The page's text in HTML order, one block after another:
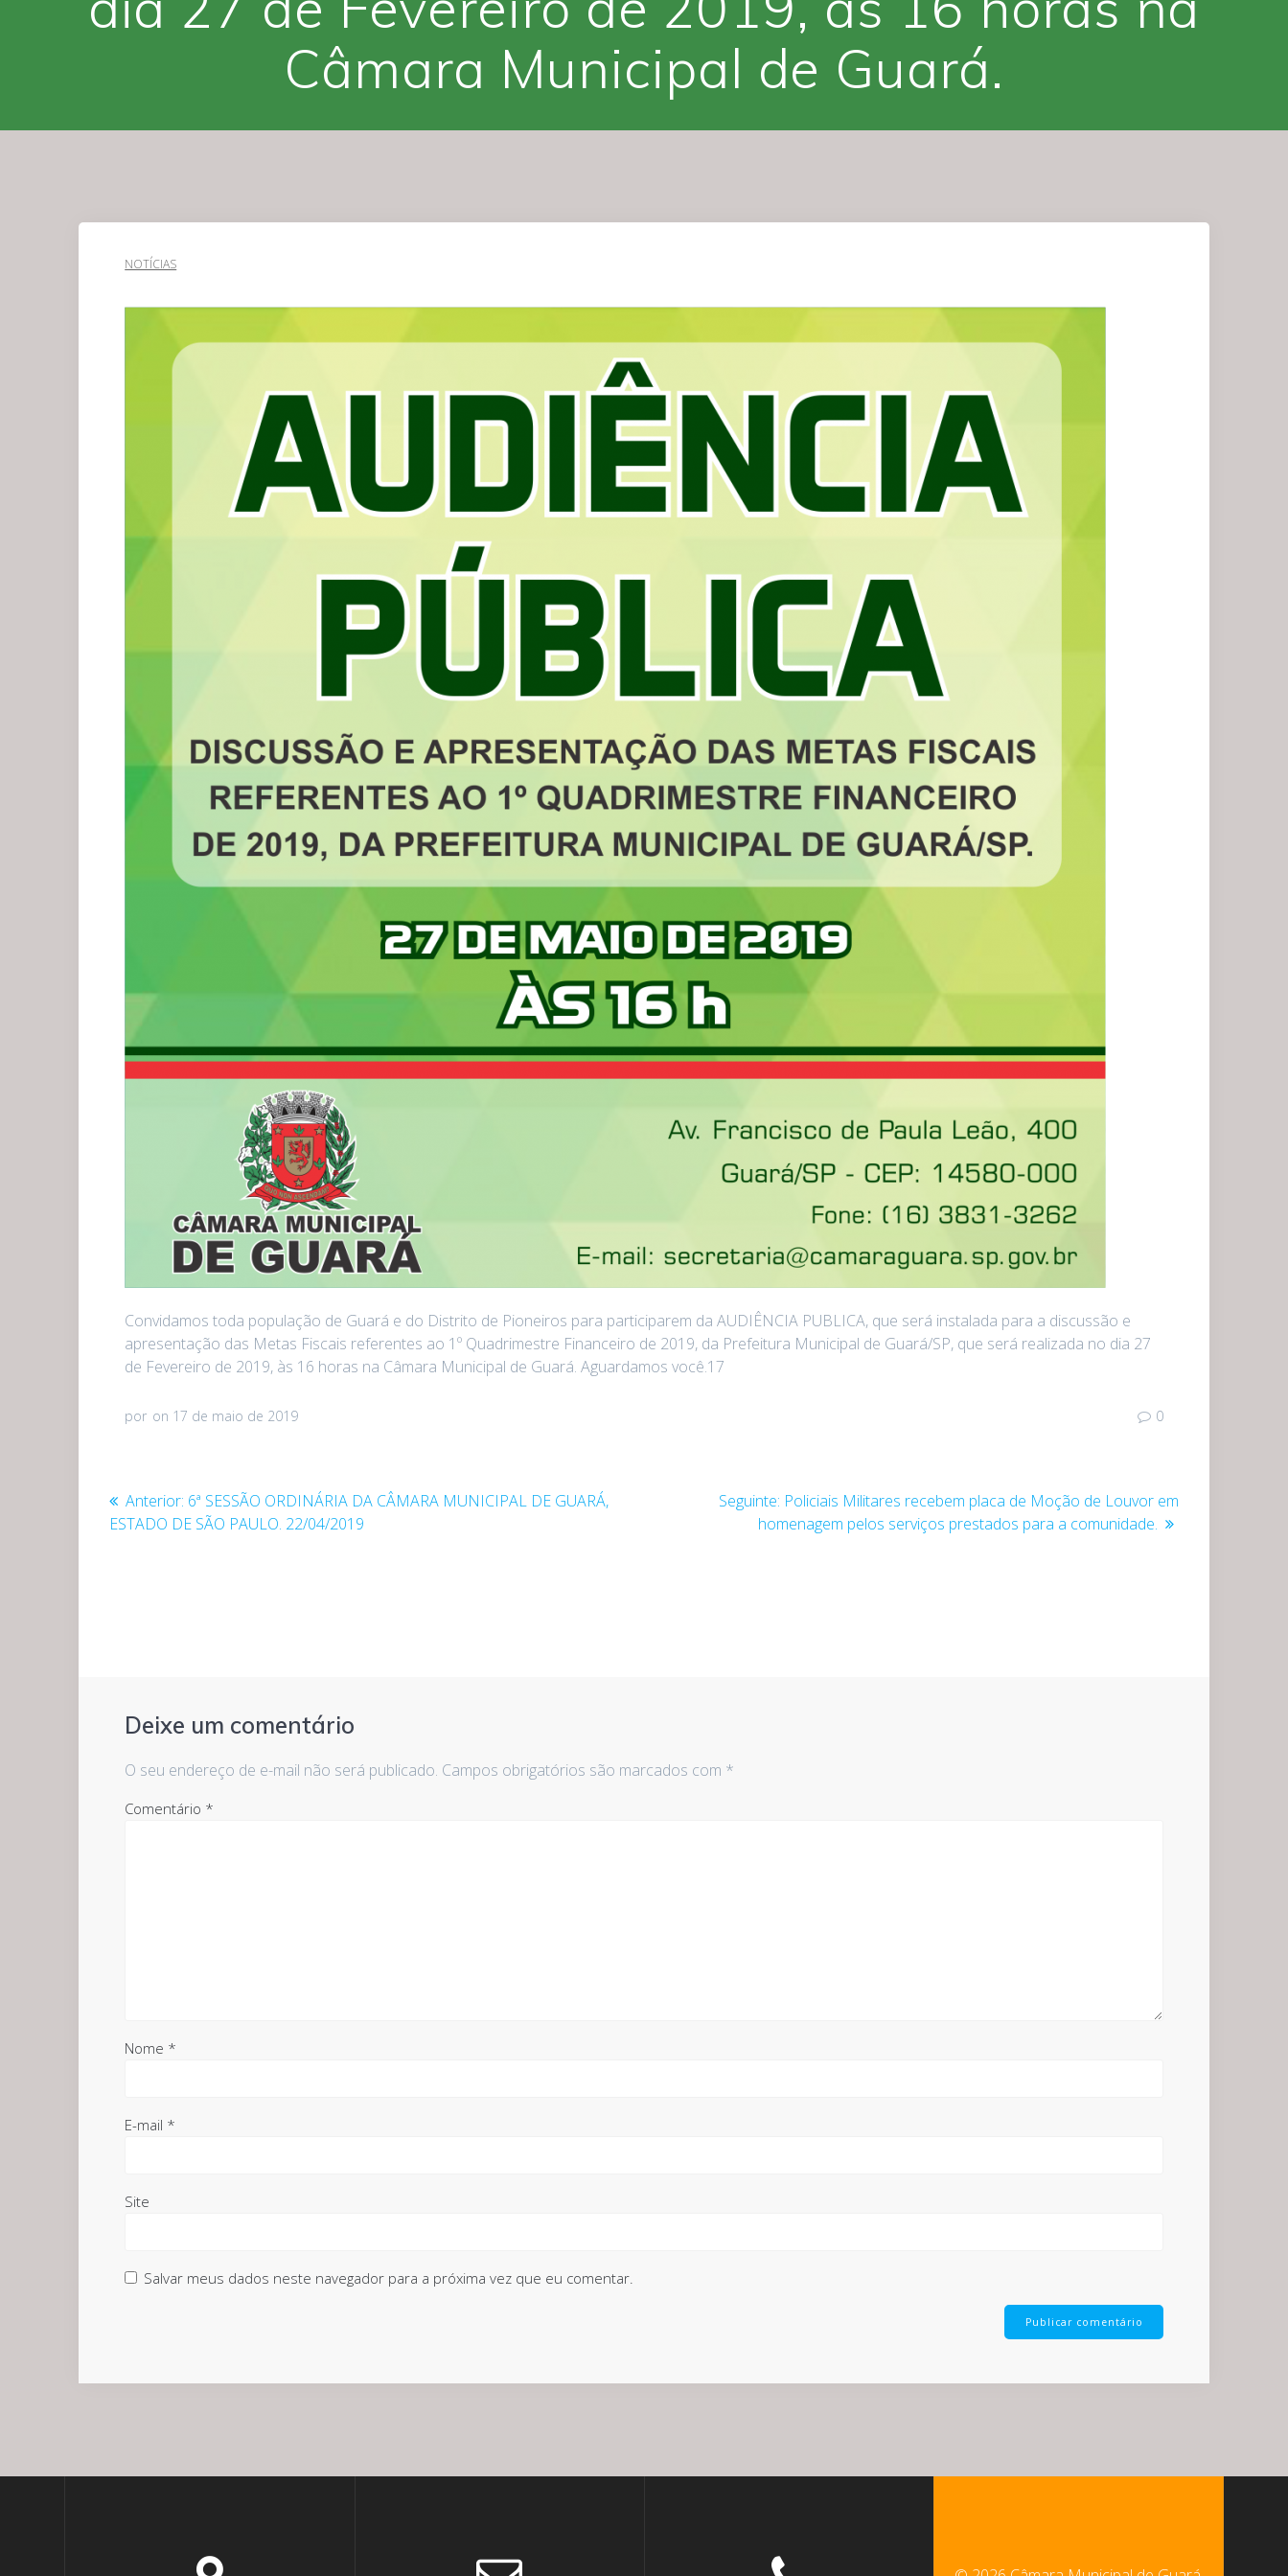
Câmara Municipal de Guará.
NOTÍCIAS
Convidamos toda população de Guará e do Distrito de Pioneiros para participarem da AUDIÊNCIA PUBLICA, que será instalada para a discussão e
apresentação das Metas Fiscais referentes ao 1º Quadrimestre Financeiro de 2019, da Prefeitura Municipal de Guará/SP, que será realizada no dia 27
de Fevereiro de 2019, às 16 horas na Câmara Municipal de Guará. Aguardamos você.17
por on 17 de maio de 2019 0
Navegação
de
Anterior: Post
anterior:
6ª SESSÃO ORDINÁRIA DA CÂMARA MUNICIPAL DE GUARÁ,
ESTADO DE SÃO PAULO. 22/04/2019
Seguinte: Post
seguinte:
Policiais Militares recebem placa de Moção de Louvor em
homenagem pelos serviços prestados para a comunidade.
Deixe um comentário
O seu endereço de e-mail não será publicado. Campos obrigatórios são marcados com *
Comentário *
Nome *
E-mail *
Site
Salvar meus dados neste navegador para a próxima vez que eu comentar.